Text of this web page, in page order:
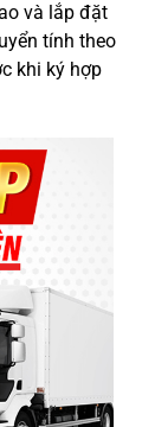
và lắp đặt
tính theo
khi ký hợp